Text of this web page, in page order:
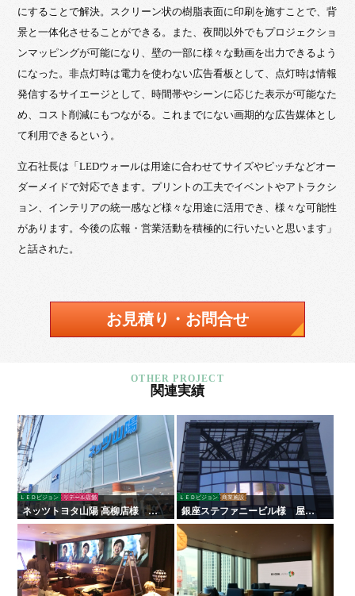
にすることで解決。スクリーン状の樹脂表面に印刷を施すことで、背
景と一体化させることができる。また、夜間以外でもプロジェクショ
ンマッピングが可能になり、壁の一部に様々な動画を出力できるよう
になった。非点灯時は電力を使わない広告看板として、点灯時は情報
発信するサイエージとして、時間帯やシーンに応じた表示が可能なた
め、コスト削減にもつながる。これまでにない画期的な広告媒体とし
て利用できるという。
立石社長は「LEDウォールは用途に合わせてサイズやピッチなどオー
ダーメイドで対応できます。プリントの工夫でイベントやアトラクシ
ョン、インテリアの統一感など様々な用途に活用でき、様々な可能性
があります。今後の広報・営業活動を積極的に行いたいと思います」
と話された。
お見積り・お問合せ
関連実績
ＬＥＤビジョン リテール店舗
ネッツトヨタ山陽 高柳店様 看
板・サイン
ＬＥＤビジョン 商業施設
銀座ステファニービル様 屋外
ＬＥＤビジョン